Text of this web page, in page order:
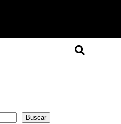
Buscar